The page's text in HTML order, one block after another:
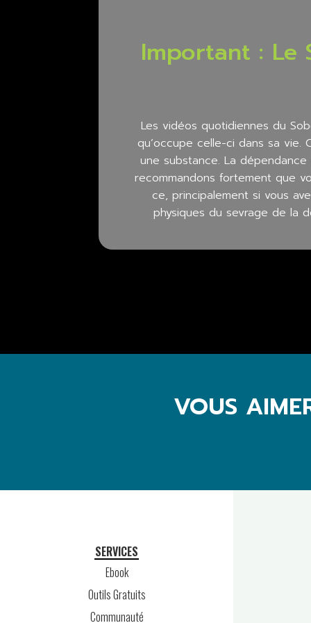
Important : Le
Les vidéos quotidiennes du
qu’occupe celle-ci dans sa
une substance. La
recommandons fortement que
ce, principalement si vous
physiques du sevrage de la
VOUS
SERVICES
Ebook
Outils Gratuits
Communauté